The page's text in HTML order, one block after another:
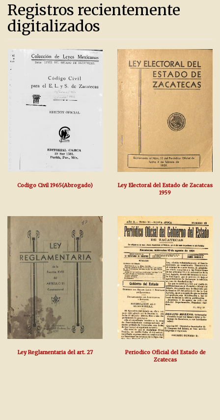
Registros recientemente
digitalizados
Codigo Civil 1965(Abrogado)
Ley Electoral del Estado de Zacatcas
1959
Ley Reglamentaria del art. 27
Periodico Oficial del Estado de
Zcatecas